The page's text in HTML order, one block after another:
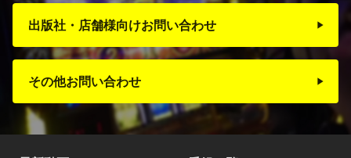
出版社・店舗様向けお問い合わせ
その他お問い合わせ